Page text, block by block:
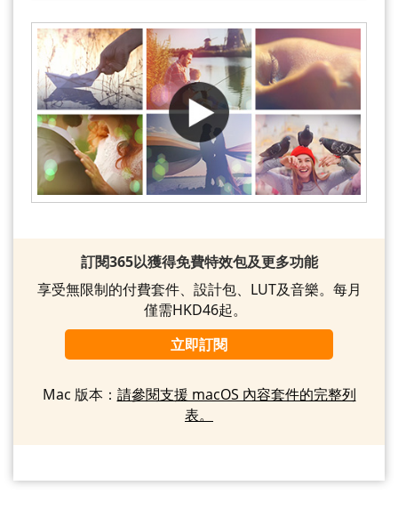
訂閱365以獲得免費特效包及更多功能
享受無限制的付費套件、設計包、LUT及音樂。每月
僅需HKD46起。
立即訂閱
Mac 版本： 請參閱支援 macOS 內容套件的完整列
表。